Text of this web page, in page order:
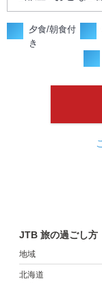
夕食/朝食付
き
JTB 旅の過ごし方
地域
北海道